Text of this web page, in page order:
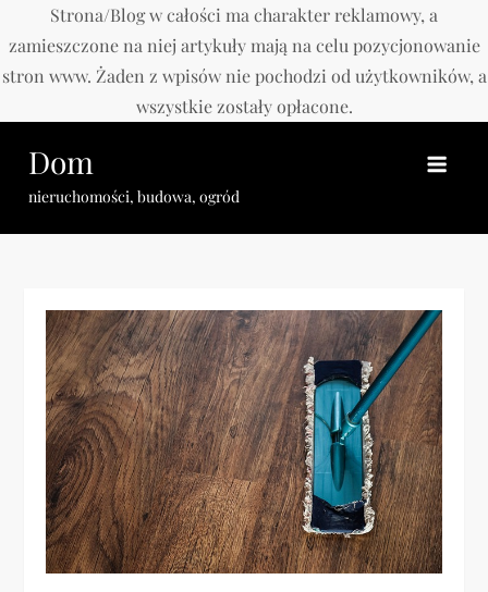
Strona/Blog w całości ma charakter reklamowy, a
zamieszczone na niej artykuły mają na celu pozycjonowanie
stron www. Żaden z wpisów nie pochodzi od użytkowników, a
wszystkie zostały opłacone.
content
Dom
nieruchomości, budowa, ogród